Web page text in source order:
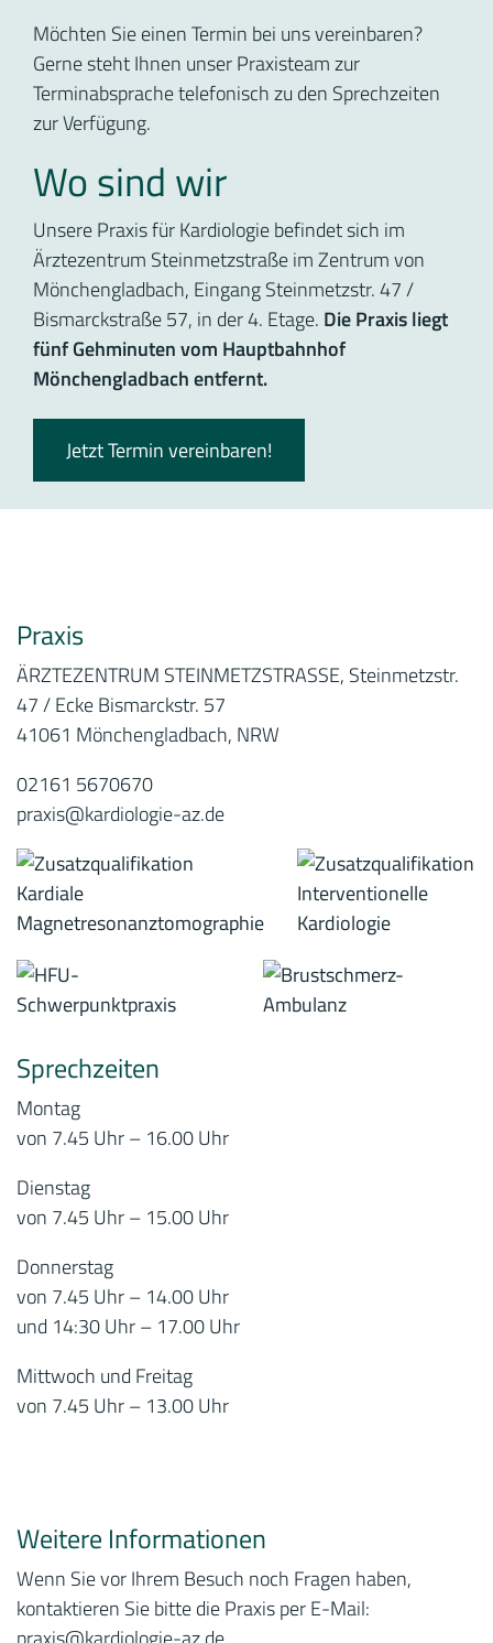
Möchten Sie einen Termin bei uns vereinbaren?
Gerne steht Ihnen unser Praxisteam zur
Terminabsprache telefonisch zu den Sprechzeiten
zur Verfügung.
Wo sind wir
Unsere Praxis für Kardiologie befindet sich im
Ärztezentrum Steinmetzstraße im Zentrum von
Mönchengladbach, Eingang Steinmetzstr. 47 /
Bismarckstraße 57, in der 4. Etage. Die Praxis liegt
fünf Gehminuten vom Hauptbahnhof
Mönchengladbach entfernt.
Jetzt Termin vereinbaren!
Praxis
ÄRZTEZENTRUM STEINMETZSTRASSE, Steinmetzstr.
47 / Ecke Bismarckstr. 57
41061 Mönchengladbach, NRW
02161 5670670
praxis@kardiologie-az.de
Sprechzeiten
Montag
von 7.45 Uhr – 16.00 Uhr
Dienstag
von 7.45 Uhr – 15.00 Uhr
Donnerstag
von 7.45 Uhr – 14.00 Uhr
und 14:30 Uhr – 17.00 Uhr
Mittwoch und Freitag
von 7.45 Uhr – 13.00 Uhr
Weitere Informationen
Wenn Sie vor Ihrem Besuch noch Fragen haben,
kontaktieren Sie bitte die Praxis per E-Mail: